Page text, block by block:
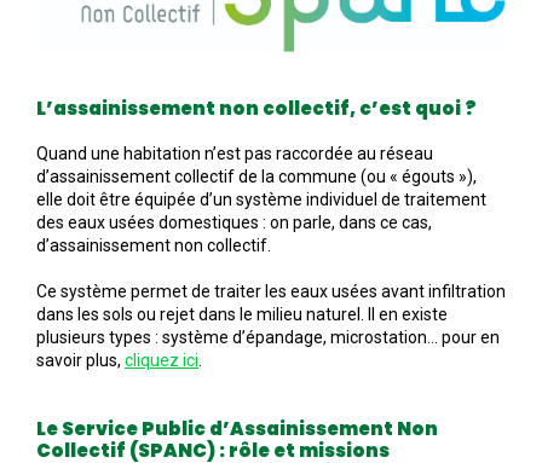
L’assainissement non collectif, c’est quoi ?
Quand une habitation n’est pas raccordée au réseau
d’assainissement collectif de la commune (ou « égouts »),
elle doit être équipée d’un système individuel de traitement
des eaux usées domestiques : on parle, dans ce cas,
d’assainissement non collectif.
Ce système permet de traiter les eaux usées avant infiltration
dans les sols ou rejet dans le milieu naturel. Il en existe
plusieurs types : système d’épandage, microstation… pour en
savoir plus, cliquez ici
LeService Public d’Assainissement Non
Collectif (SPANC) : rôle et missions